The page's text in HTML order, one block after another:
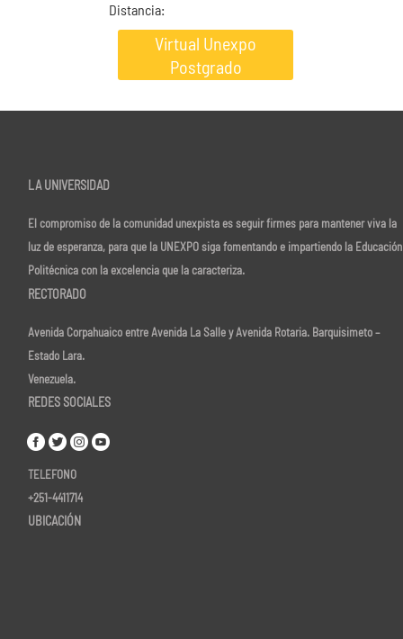
Distancia:
Virtual Unexpo
Postgrado
LA UNIVERSIDAD
El compromiso de la comunidad unexpista es seguir firmes para mantener viva la
luz de esperanza, para que la UNEXPO siga fomentando e impartiendo la Educación
Politécnica con la excelencia que la caracteriza.
RECTORADO
Avenida Corpahuaico entre Avenida La Salle y Avenida Rotaria. Barquisimeto –
Estado Lara.
Venezuela.
REDES SOCIALES
TELEFONO
+251-4411714
UBICACIÓN